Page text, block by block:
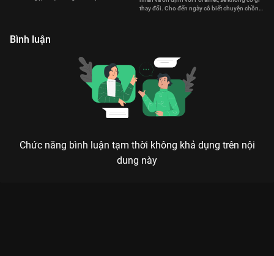
thay đổi. Cho đến ngày cô biết chuyện chồng
Bình luận
Chức năng bình luận tạm thời không khả dụng trên nội
dung này